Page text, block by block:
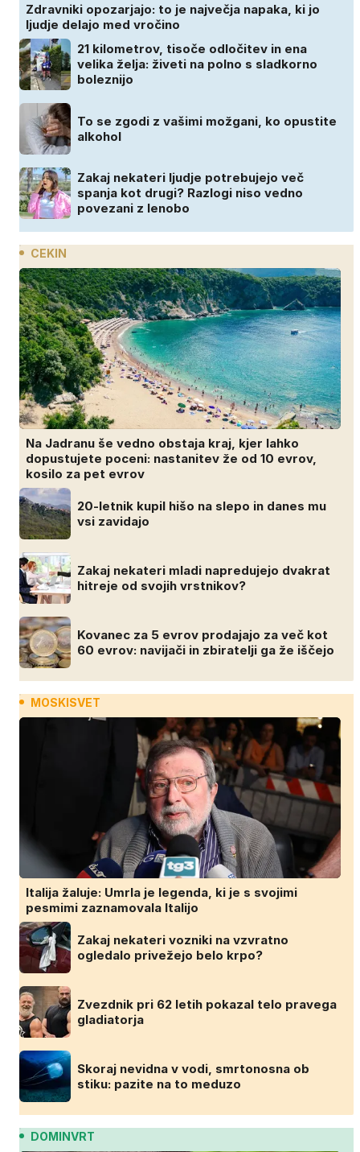
Zdravniki opozarjajo: to je največja napaka, ki jo
ljudje delajo med vročino
21 kilometrov, tisoče odločitev in ena
velika želja: živeti na polno s sladkorno
boleznijo
To se zgodi z vašimi možgani, ko opustite
alkohol
Zakaj nekateri ljudje potrebujejo več
spanja kot drugi? Razlogi niso vedno
povezani z lenobo
CEKIN
Na Jadranu še vedno obstaja kraj, kjer lahko
dopustujete poceni: nastanitev že od 10 evrov,
kosilo za pet evrov
20-letnik kupil hišo na slepo in danes mu
vsi zavidajo
Zakaj nekateri mladi napredujejo dvakrat
hitreje od svojih vrstnikov?
Kovanec za 5 evrov prodajajo za več kot
60 evrov: navijači in zbiratelji ga že iščejo
MOSKISVET
Italija žaluje: Umrla je legenda, ki je s svojimi
pesmimi zaznamovala Italijo
Zakaj nekateri vozniki na vzvratno
ogledalo privežejo belo krpo?
Zvezdnik pri 62 letih pokazal telo pravega
gladiatorja
Skoraj nevidna v vodi, smrtonosna ob
stiku: pazite na to meduzo
DOMINVRT